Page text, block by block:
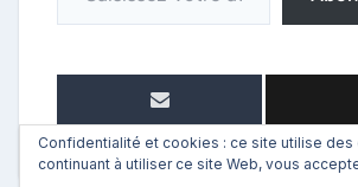
Confidentialité et cookies : ce site utilise des
continuant à utiliser ce site Web, vous